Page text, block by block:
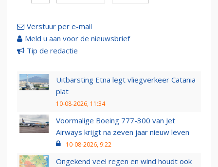
Verstuur per e-mail
Meld u aan voor de nieuwsbrief
Tip de redactie
Uitbarsting Etna legt vliegverkeer Catania
plat
10-08-2026, 11:34
Voormalige Boeing 777-300 van Jet
Airways krijgt na zeven jaar nieuw leven
10-08-2026, 9:22
Ongekend veel regen en wind houdt ook